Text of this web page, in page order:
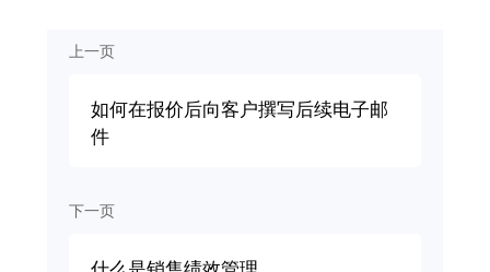
上一页
如何在报价后向客户撰写后续电子邮
件
下一页